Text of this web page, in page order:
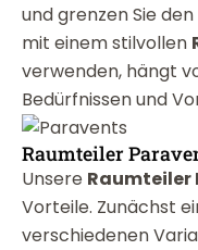
und grenzen Sie
mit einem stilvollen
verwenden, hängt
Bedürfnissen und
Raumteiler
Unsere Raumteiler
Vorteile. Zunächst
verschiedenen